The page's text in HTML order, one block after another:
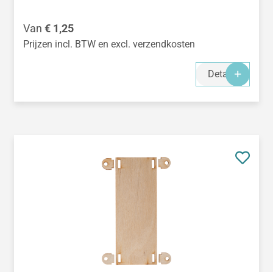
Normale prijs:
Van € 1,25
Prijzen incl. BTW en excl. verzendkosten
Details